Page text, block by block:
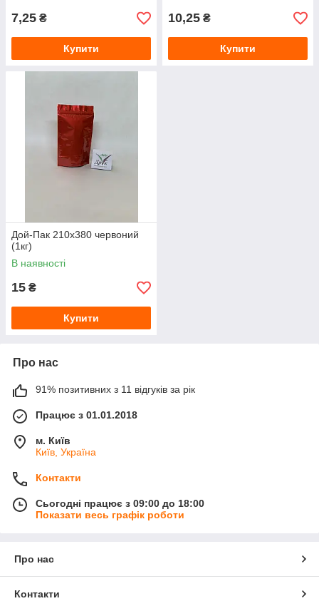
7,25 ₴
Купити
10,25 ₴
Купити
Дой-Пак 210х380 червоний
(1кг)
В наявності
15 ₴
Купити
Про нас
91% позитивних з 11 відгуків за рік
Працює з 01.01.2018
м. Київ
Київ, Україна
Контакти
Сьогодні працює з 09:00 до 18:00
Показати весь графік роботи
Про нас
Контакти